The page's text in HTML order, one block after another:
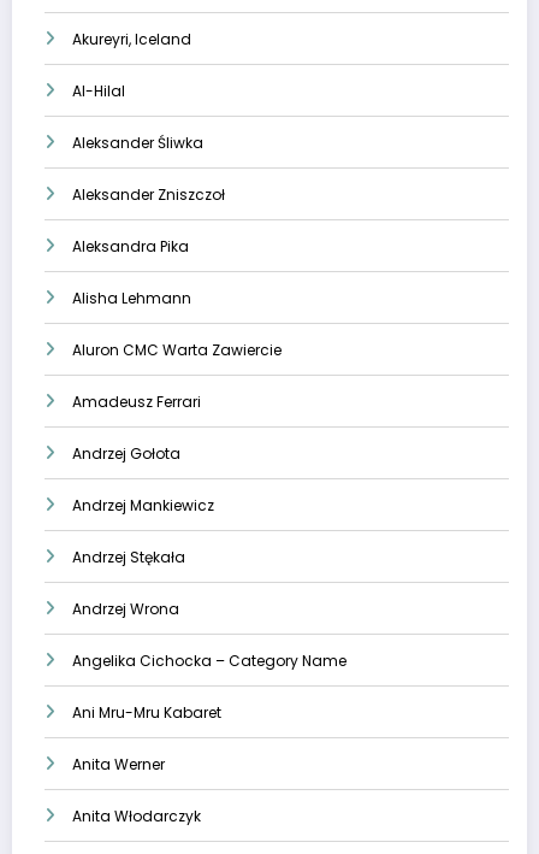
Akureyri, Iceland
Al-Hilal
Aleksander Śliwka
Aleksander Zniszczoł
Aleksandra Pika
Alisha Lehmann
Aluron CMC Warta Zawiercie
Amadeusz Ferrari
Andrzej Gołota
Andrzej Mankiewicz
Andrzej Stękała
Andrzej Wrona
Angelika Cichocka – Category Name
Ani Mru-Mru Kabaret
Anita Werner
Anita Włodarczyk